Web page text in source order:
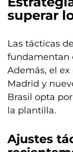
superar
Las tácticas
fundamentan
Además, el
Madrid y
Brasil opta
la plantilla.
Ajustes